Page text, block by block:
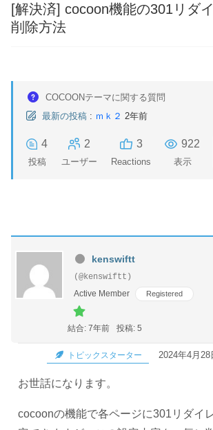
[解決済] cocoon機能の301リダ
削除方法
COCOONテーマに関する質問
最新の投稿 : ｍｋ２ 2年前
4
投稿
2
ユーザー
3
Reactions
922
表示
kenswiftt
(@kenswiftt)
Active Member
Registered
結合: 7年前 投稿: 5
トピックスターター 2024年4月28
お世話になります。
cocoonの機能で各ページに301リダイ